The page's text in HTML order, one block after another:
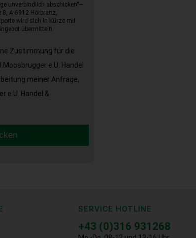
unverbindlich abschicken“–
A-6912 Hörbranz,
wird sich in Kürze mit
übermitteln.
Zustimmung für die
e.U. Handel
meiner Anfrage,
e.U. Handel &
SERVICE HOTLINE
+43 (0)316 931268